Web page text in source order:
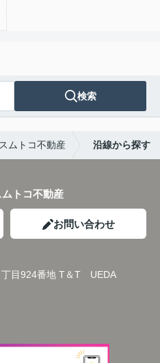
検索
ムトコ不動産 沿線から探す
トコ不動産
お問い合わせ
丁目924番地 T＆T UEDA